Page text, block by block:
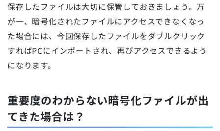
保存したファイルは大切に保管しておきましょう。万
が一、暗号化されたファイルにアクセスできなくなっ
た場合には、今回保存したファイルをダブルクリック
すればPCにインポートされ、再びアクセスできるよう
になります。
重要度のわからない暗号化ファイルが出
てきた場合は？